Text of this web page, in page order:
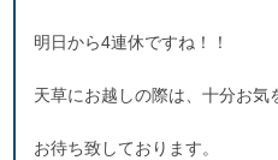
明日から4連休ですね！！
天草にお越しの際は、十分お気
お待ち致しております。